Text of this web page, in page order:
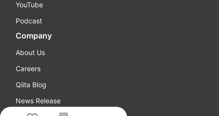
YouTube
Podcast
Company
About Us
Careers
Qiita Blog
News Release